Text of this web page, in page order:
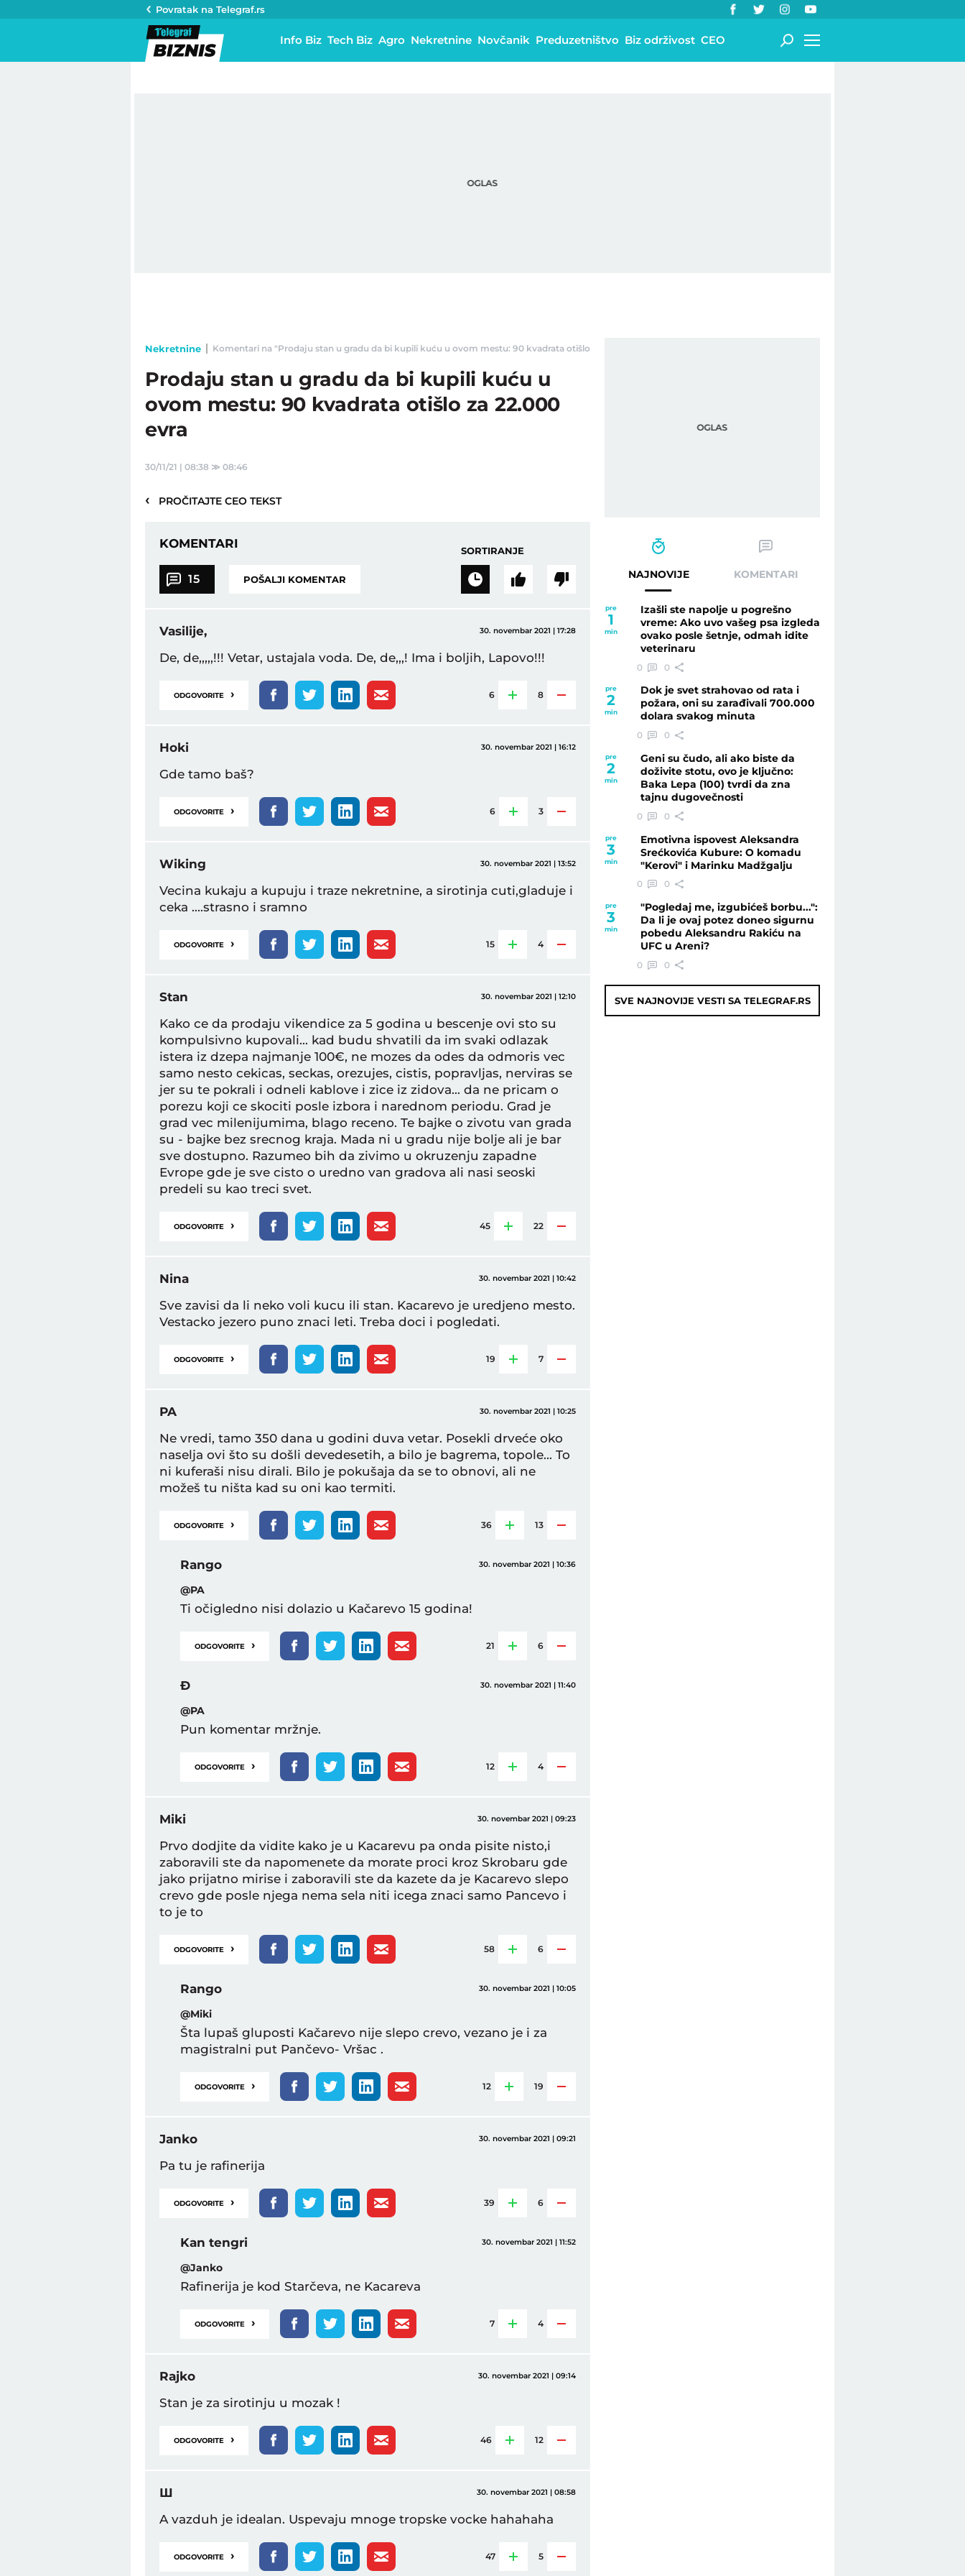
Povratak na Telegraf.rs
Info Biz Tech Biz Agro Nekretnine Novčanik Preduzetništvo Biz održivost CEO
Nekretnine Komentari na "Prodaju stan u gradu da bi kupili kuću u ovom mestu: 90 kvadrata otišlo za 22.000 evra" - Telegraf Biznis
Prodaju stan u gradu da bi kupili kuću u
ovom mestu: 90 kvadrata otišlo za 22.000
evra
30/11/21 | 08:38 ≫ 08:46
‹ PROČITAJTE CEO TEKST
KOMENTARI
15 POŠALJI KOMENTAR
SORTIRANJE
Vasilije, 30. novembar 2021 | 17:28
De, de,,,,,!!! Vetar, ustajala voda. De, de,,,! Ima i boljih, Lapovo!!!
ODGOVORITE › 6 8
Hoki 30. novembar 2021 | 16:12
Gde tamo baš?
ODGOVORITE › 6 3
Wiking 30. novembar 2021 | 13:52
Vecina kukaju a kupuju i traze nekretnine, a sirotinja cuti,gladuje i
ceka ....strasno i sramno
ODGOVORITE › 15 4
Stan 30. novembar 2021 | 12:10
Kako ce da prodaju vikendice za 5 godina u bescenje ovi sto su
kompulsivno kupovali... kad budu shvatili da im svaki odlazak
istera iz dzepa najmanje 100€, ne mozes da odes da odmoris vec
samo nesto cekicas, seckas, orezujes, cistis, popravljas, nerviras se
jer su te pokrali i odneli kablove i zice iz zidova... da ne pricam o
porezu koji ce skociti posle izbora i narednom periodu. Grad je
grad vec milenijumima, blago receno. Te bajke o zivotu van grada
su - bajke bez srecnog kraja. Mada ni u gradu nije bolje ali je bar
sve dostupno. Razumeo bih da zivimo u okruzenju zapadne
Evrope gde je sve cisto o uredno van gradova ali nasi seoski
predeli su kao treci svet.
ODGOVORITE › 45 22
Nina 30. novembar 2021 | 10:42
Sve zavisi da li neko voli kucu ili stan. Kacarevo je uredjeno mesto.
Vestacko jezero puno znaci leti. Treba doci i pogledati.
ODGOVORITE › 19 7
PA 30. novembar 2021 | 10:25
Ne vredi, tamo 350 dana u godini duva vetar. Posekli drveće oko
naselja ovi što su došli devedesetih, a bilo je bagrema, topole... To
ni kuferaši nisu dirali. Bilo je pokušaja da se to obnovi, ali ne
možeš tu ništa kad su oni kao termiti.
ODGOVORITE › 36 13
30. novembar 2021 | 10:36
Rango
@PA
Ti očigledno nisi dolazio u Kačarevo 15 godina!
ODGOVORITE › 21 6
30. novembar 2021 | 11:40
Đ
@PA
Pun komentar mržnje.
ODGOVORITE › 12 4
Miki 30. novembar 2021 | 09:23
Prvo dodjite da vidite kako je u Kacarevu pa onda pisite nisto,i
zaboravili ste da napomenete da morate proci kroz Skrobaru gde
jako prijatno mirise i zaboravili ste da kazete da je Kacarevo slepo
crevo gde posle njega nema sela niti icega znaci samo Pancevo i
to je to
ODGOVORITE › 58 6
30. novembar 2021 | 10:05
Rango
@Miki
Šta lupaš gluposti Kačarevo nije slepo crevo, vezano je i za
magistralni put Pančevo- Vršac .
ODGOVORITE › 12 19
Janko 30. novembar 2021 | 09:21
Pa tu je rafinerija
ODGOVORITE › 39 6
30. novembar 2021 | 11:52
Kan tengri
@Janko
Rafinerija je kod Starčeva, ne Kacareva
ODGOVORITE › 7 4
Rajko 30. novembar 2021 | 09:14
Stan je za sirotinju u mozak !
ODGOVORITE › 46 12
Ш 30. novembar 2021 | 08:58
A vazduh je idealan. Uspevaju mnoge tropske vocke hahahaha
ODGOVORITE › 47 5
NAJNOVIJE KOMENTARI
pre
1
min
Izašli ste napolje u pogrešno
vreme: Ako uvo vašeg psa izgleda
ovako posle šetnje, odmah idite
veterinaru
0 0
pre
2
min
Dok je svet strahovao od rata i
požara, oni su zarađivali 700.000
dolara svakog minuta
0 0
pre
2
min
Geni su čudo, ali ako biste da
doživite stotu, ovo je ključno:
Baka Lepa (100) tvrdi da zna
tajnu dugovečnosti
0 0
pre
3
min
Emotivna ispovest Aleksandra
Srećkovića Kubure: O komadu
"Kerovi" i Marinku Madžgalju
0 0
pre
3
min
"Pogledaj me, izgubićeš borbu...":
Da li je ovaj potez doneo sigurnu
pobedu Aleksandru Rakiću na
UFC u Areni?
0 0
SVE NAJNOVIJE VESTI SA TELEGRAF.RS